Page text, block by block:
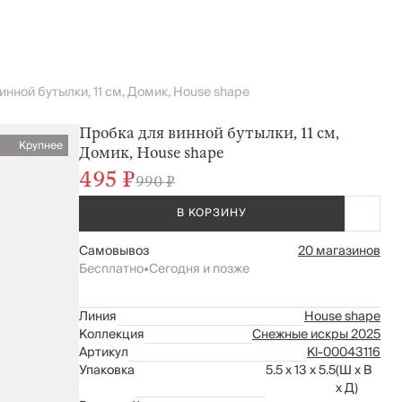
бутылки, 11 см, Домик, House shape
Крупнее
Пробка для винной бутылки, 11 см,
Домик, House shape
495 ₽990 ₽
В КОРЗИНУ
Самовывоз
20 магазинов
Бесплатно•Сегодня и позже
Линия
House shape
Коллекция
Снежные искры 2025
Артикул
Kl-00043116
Упаковка
5.5 x 13 x 5.5(Ш x В
x Д)